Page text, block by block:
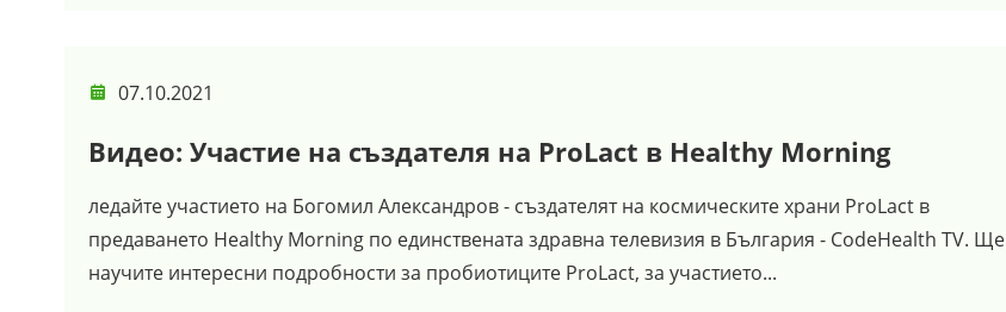
07.10.2021
Видео: Участие на създателя на ProLact в Healthy Morning
ледайте участието на Богомил Александров - създателят на космическите храни ProLact в
предаването Healthy Morning по единствената здравна телевизия в България - CodeHealth TV. Ще
научите интересни подробности за пробиотиците ProLact, за участието...